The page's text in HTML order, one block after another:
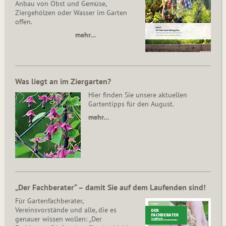
Anbau von Obst und Gemüse,
Ziergehölzen oder Wasser im Garten
offen.
mehr…
Was liegt an im Ziergarten?
Hier finden Sie unsere aktuellen
Gartentipps für den August.
mehr…
„Der Fachberater“ – damit Sie auf dem Laufenden sind!
Für Gartenfachberater,
Vereinsvorstände und alle, die es
genauer wissen wollen: „Der